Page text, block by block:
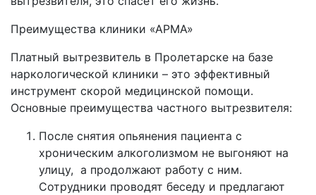
Преимущества клиники «АРМА»
Платный вытрезвитель в Пролетарске на базе
наркологической клиники – это эффективный
инструмент скорой медицинской помощи.
Основные преимущества частного вытрезвителя:
После снятия опьянения пациента с
хроническим алкоголизмом не выгоняют на
улицу, а продолжают работу с ним.
Сотрудники проводят беседу и предлагают